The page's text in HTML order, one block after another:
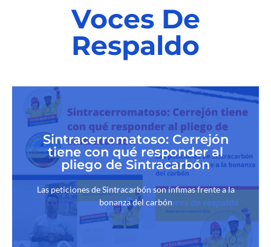
Voces De
Respaldo
Sintracerromatoso: Cerrejón
tiene con qué responder al
pliego de Sintracarbón
Las peticiones de Sintracarbón son ínfimas frente a la
bonanza del carbón